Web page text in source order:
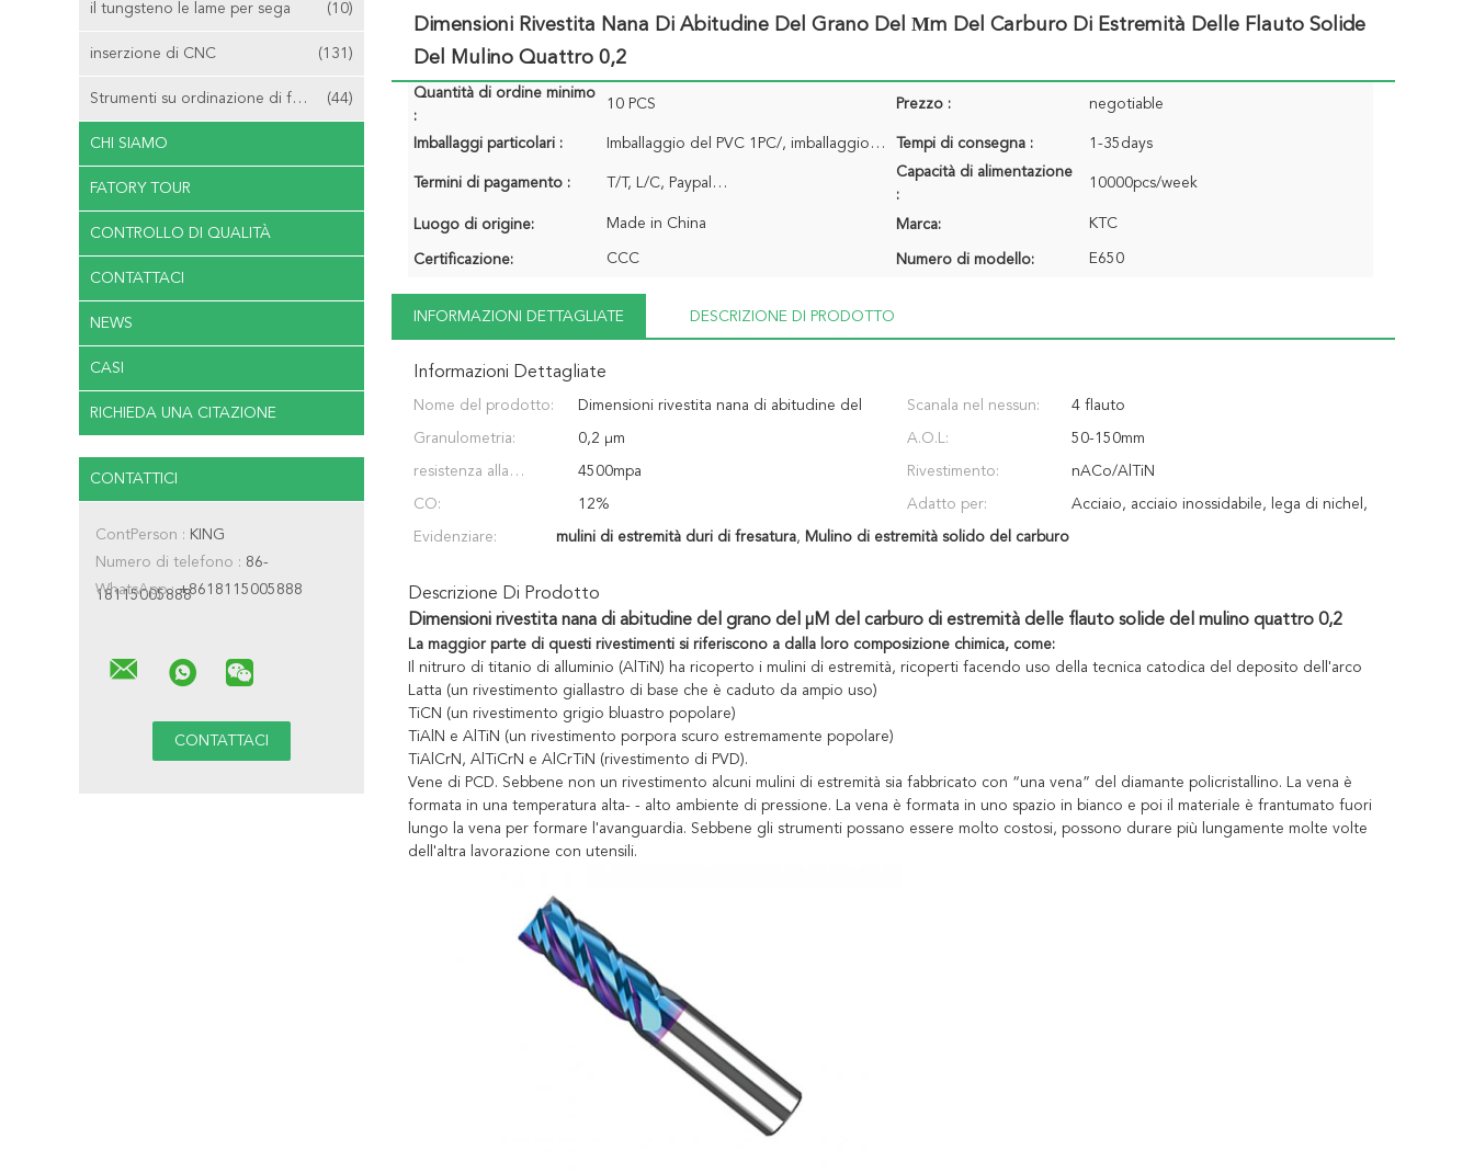
il tungsteno le lame per sega (10)
inserzione di CNC (131)
Strumenti su ordinazione di fresatura (44)
CHI SIAMO
FATORY TOUR
CONTROLLO DI QUALITÀ
CONTATTACI
NEWS
CASI
RICHIEDA UNA CITAZIONE
CONTATTICI
ContPerson : KING
Numero di telefono : 86-
18115005888
WhatsApp :+8618115005888
Dimensioni Rivestita Nana Di Abitudine Del Grano Del Μm Del Carburo Di Estremità Delle Flauto Solide
Del Mulino Quattro 0,2
Quantità di ordine minimo
:
10 PCS Prezzo : negotiable
Imballaggi particolari : Imballaggio del PVC 1PC/, imballaggio del PVC 10pcs/pacchetto… Tempi di consegna : 1-35days
Termini di pagamento : T/T, L/C, Paypal…
Capacità di alimentazione
:
10000pcs/week
Luogo di origine: Made in China Marca: KTC
Certificazione: CCC Numero di modello: E650
INFORMAZIONI DETTAGLIATE DESCRIZIONE DI PRODOTTO
Informazioni Dettagliate
Nome del prodotto: Dimensioni rivestita nana di abitudine del
grano del μm del carburo di estremità delle
flauto solide
Scanala nel nessun: 4 flauto
Granulometria: 0,2 μm A.O.L: 50-150mm
resistenza alla
flessione:
4500mpa Rivestimento: nACo/AlTiN
CO: 12% Adatto per: Acciaio, acciaio inossidabile, lega di nichel,
Evidenziare: mulini di estremità duri di fresatura, Mulino di estremità solido del carburo
Descrizione Di Prodotto
Dimensioni rivestita nana di abitudine del grano del μM del carburo di estremità delle flauto solide del mulino quattro 0,2
La maggior parte di questi rivestimenti si riferiscono a dalla loro composizione chimica, come:
Il nitruro di titanio di alluminio (AlTiN) ha ricoperto i mulini di estremità, ricoperti facendo uso della tecnica catodica del deposito dell'arco
Latta (un rivestimento giallastro di base che è caduto da ampio uso)
TiCN (un rivestimento grigio bluastro popolare)
TiAlN e AlTiN (un rivestimento porpora scuro estremamente popolare)
TiAlCrN, AlTiCrN e AlCrTiN (rivestimento di PVD).
Vene di PCD. Sebbene non un rivestimento alcuni mulini di estremità sia fabbricato con “una vena” del diamante policristallino. La vena è
formata in una temperatura alta- - alto ambiente di pressione. La vena è formata in uno spazio in bianco e poi il materiale è frantumato fuori
lungo la vena per formare l'avanguardia. Sebbene gli strumenti possano essere molto costosi, possono durare più lungamente molte volte
dell'altra lavorazione con utensili.